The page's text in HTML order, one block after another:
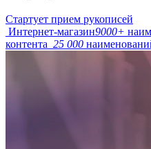
Стартует прием рукописей
Интернет-магазин9000+
контента 25 000